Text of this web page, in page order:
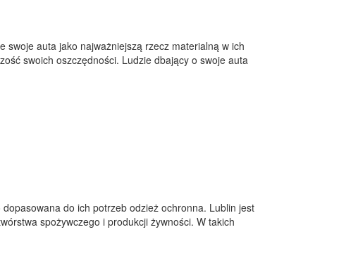
swoje auta jako najważniejszą rzecz materialną w ich
swoich oszczędności. Ludzie dbający o swoje auta
do ich potrzeb odzież ochronna. Lublin jest
spożywczego i produkcji żywności. W takich